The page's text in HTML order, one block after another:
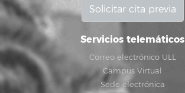
Solicitar cita previa
Servicios telemáticos
Correo electrónico ULL
Campus Virtual
Sede electrónica